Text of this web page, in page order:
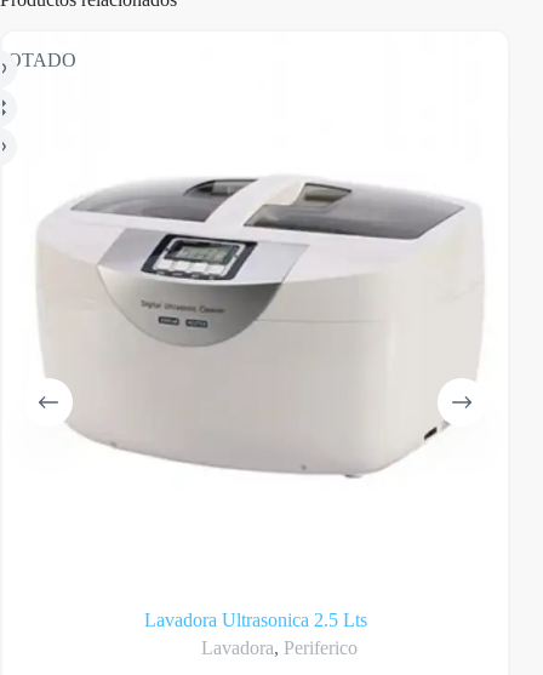
Lavadora Ultrasonica 2.5 Lts
Lavadora, Periferico